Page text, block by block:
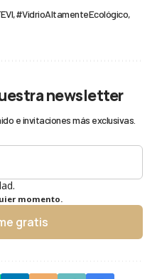
#VidrioAltamenteEcológico
newsletter
e invitaciones más exclusivas.
momento.
gratis